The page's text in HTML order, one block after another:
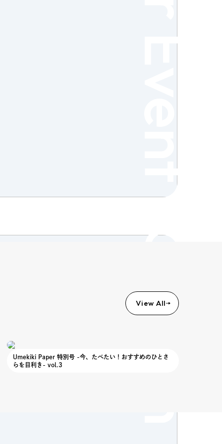
Column
View All
Umekiki Paper 特別号 -今、たべたい！おすすめのひとさ
らを目利き- vol.3